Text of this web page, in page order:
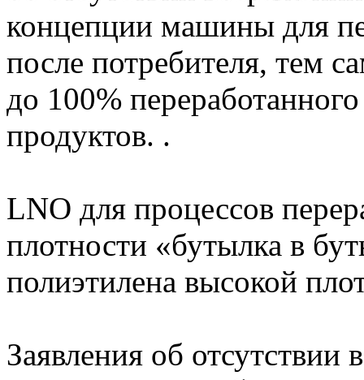
концепции машины для
после потребителя, тем
до 100%
продуктов. .
LNO для процессов
плотности «бутылка в
полиэтилена высокой
Заявления об отсутствии